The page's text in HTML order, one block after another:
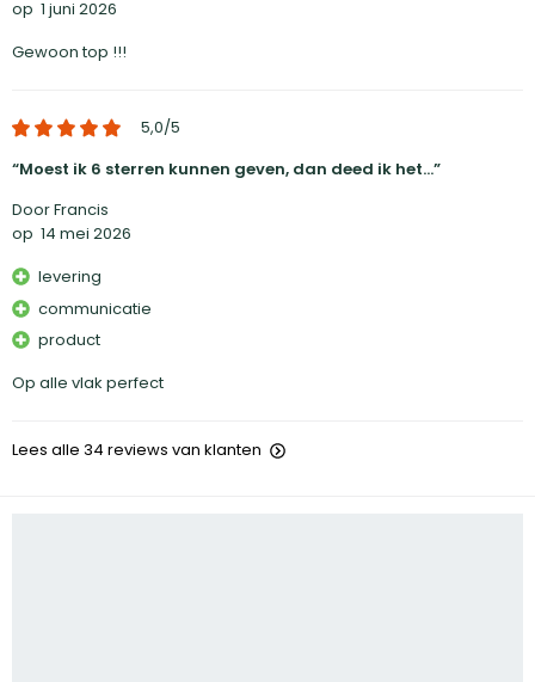
op 1 juni 2026
Gewoon top !!!
5,0/5
Moest ik 6 sterren kunnen geven, dan deed ik het...
Door Francis
op 14 mei 2026
levering
communicatie
product
Op alle vlak perfect
Lees alle 34 reviews van klanten